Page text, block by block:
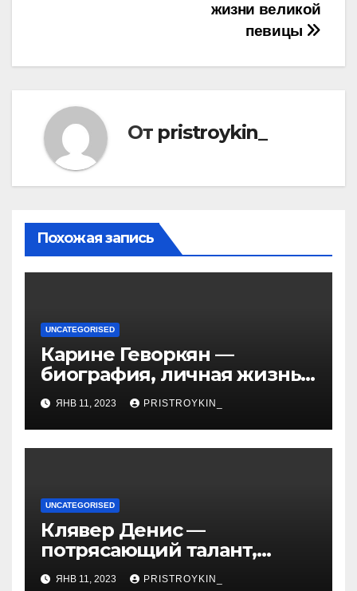
жизни великой
певицы
От pristroykin_
Похожая запись
UNCATEGORISED
Карине Геворкян —
биография, личная жизнь
и факты из Википедии —
детали о жизни и карьере
известной актрисы
ЯНВ 11, 2023 PRISTROYKIN_
UNCATEGORISED
Клявер Денис —
потрясающий талант,
захватывающий сердца
ЯНВ 11, 2023 PRISTROYKIN_